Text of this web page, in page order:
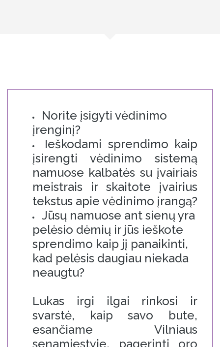
Norite įsigyti vėdinimo
įrenginį?
Ieškodami sprendimo kaip
įsirengti vėdinimo sistemą
namuose kalbatės su įvairiais
meistrais ir skaitote įvairius
tekstus apie vėdinimo įrangą?
Jūsų namuose ant sienų yra
pelėsio dėmių ir jūs ieškote
sprendimo kaip jį panaikinti,
kad pelėsis daugiau niekada
neaugtu?
Lukas irgi ilgai rinkosi ir
svarstė, kaip savo bute,
esančiame Vilniaus
senamiestyje, pagerinti oro